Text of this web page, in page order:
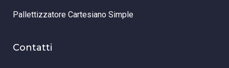
Pallettizzatore Cartesiano Simple
Contatti